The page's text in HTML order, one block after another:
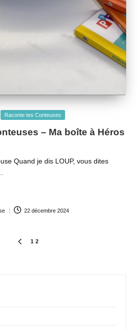
Raconte tes Conteuses
– Ma boîte à Héros
Quand je dis LOUP, vous dites
22 décembre 2024
PREVIOUS
1 2